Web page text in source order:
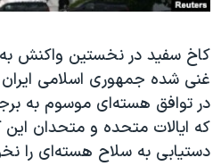
آرشیو پخش زنده
مجموعه مستندهای دادخواهی
تریبونال مردمی آبان ۹۸
دادگاه حمید نوری
چهل سال گروگان‌گیری
کاخ سفید در نخستین واکنش به
غنی شده جمهوری اسلامی ایران
در توافق هسته‌ای موسوم به
که ایالات متحده و متحدان این
دستیابی به سلاح هسته‌ای را